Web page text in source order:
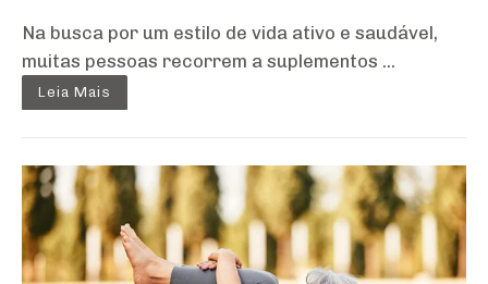
Na busca por um estilo de vida ativo e saudável,
muitas pessoas recorrem a suplementos ...
Leia Mais